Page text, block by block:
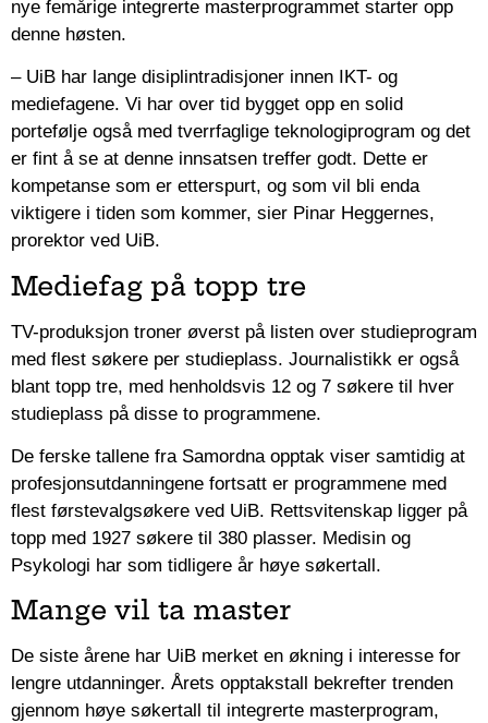
nye femårige integrerte masterprogrammet starter opp
denne høsten.
– UiB har lange disiplintradisjoner innen IKT- og
mediefagene. Vi har over tid bygget opp en solid
portefølje også med tverrfaglige teknologiprogram og det
er fint å se at denne innsatsen treffer godt. Dette er
kompetanse som er etterspurt, og som vil bli enda
viktigere i tiden som kommer, sier Pinar Heggernes,
prorektor ved UiB.
Mediefag på topp tre
TV-produksjon troner øverst på listen over studieprogram
med flest søkere per studieplass. Journalistikk er også
blant topp tre, med henholdsvis 12 og 7 søkere til hver
studieplass på disse to programmene.
De ferske tallene fra Samordna opptak viser samtidig at
profesjonsutdanningene fortsatt er programmene med
flest førstevalgsøkere ved UiB. Rettsvitenskap ligger på
topp med 1927 søkere til 380 plasser. Medisin og
Psykologi har som tidligere år høye søkertall.
Mange vil ta master
De siste årene har UiB merket en økning i interesse for
lengre utdanninger. Årets opptakstall bekrefter trenden
gjennom høye søkertall til integrerte masterprogram,